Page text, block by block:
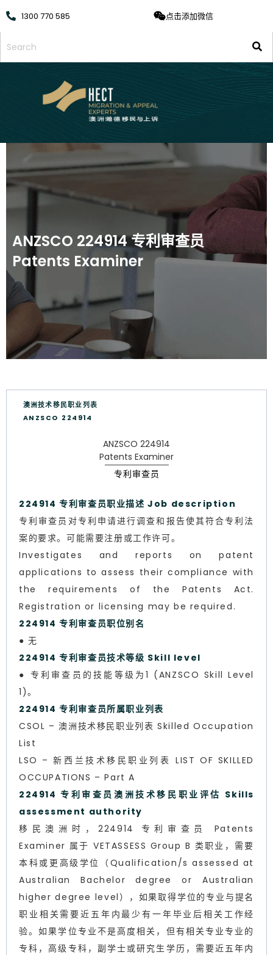
1300 770 585 点击添加微信
ANZSCO 224914 专利审查员
Patents Examiner
澳洲技术移民职业列表
ANZSCO 224914
ANZSCO 224914
Patents Examiner
专利审查员
224914 专利审查员职业描述 Job description
专利审查员对专利申请进行调查和报告使其符合专利法
案的要求。可能需要注册或工作许可。
Investigates and reports on patent
applications to assess their compliance with
the requirements of the Patents Act.
Registration or licensing may be required.
224914 专利审查员职位别名
● 无
224914 专利审查员技术等级 Skill level
● 专利审查员的技能等级为1 (ANZSCO Skill Level
1)。
224914 专利审查员所属职业列表
CSOL – 澳洲技术移民职业列表 Skilled Occupation
List
LSO – 新西兰技术移民职业列表 LIST OF SKILLED
OCCUPATIONS – Part A
224914 专利审查员澳洲技术移民职业评估 Skills
assessment authority
移民澳洲时，224914 专利审查员 Patents
Examiner 属于 VETASSESS Group B 类职业，需要
本科或更高级学位（Qualification/s assessed at
Australian Bachelor degree or Australian
higher degree level），如果取得学位的专业与提名
职业相关需要近五年内最少有一年毕业后相关工作经
验。如果学位专业不是高度相关，但有相关专业专业的
专科，高级专科，副学士或研究生学历，需要近五年内